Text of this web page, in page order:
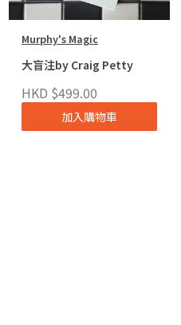
Murphy's Magic
大盲注by Craig Petty
HKD $499.00
加入購物車